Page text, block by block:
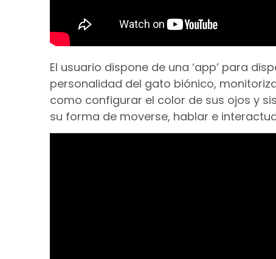
El usuario dispone de una ‘app’ para
personalidad del gato biónico,
como configurar el color de sus ojos y
su forma de moverse, hablar e